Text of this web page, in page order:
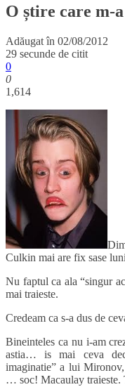
O știre care m-
Adăugat în 02/08/2012
29 secunde de citit
0
0
1,614
Culkin mai are fix sase
Nu faptul ca ala “singur
mai traieste.
Credeam ca s-a dus de
Bineinteles ca nu i-am
astia… is mai ceva
imaginatie” a lui
… soc! Macaulay traieste.